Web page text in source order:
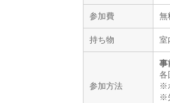
参加費 無
持ち物 室
参加方法
事
各
※
※